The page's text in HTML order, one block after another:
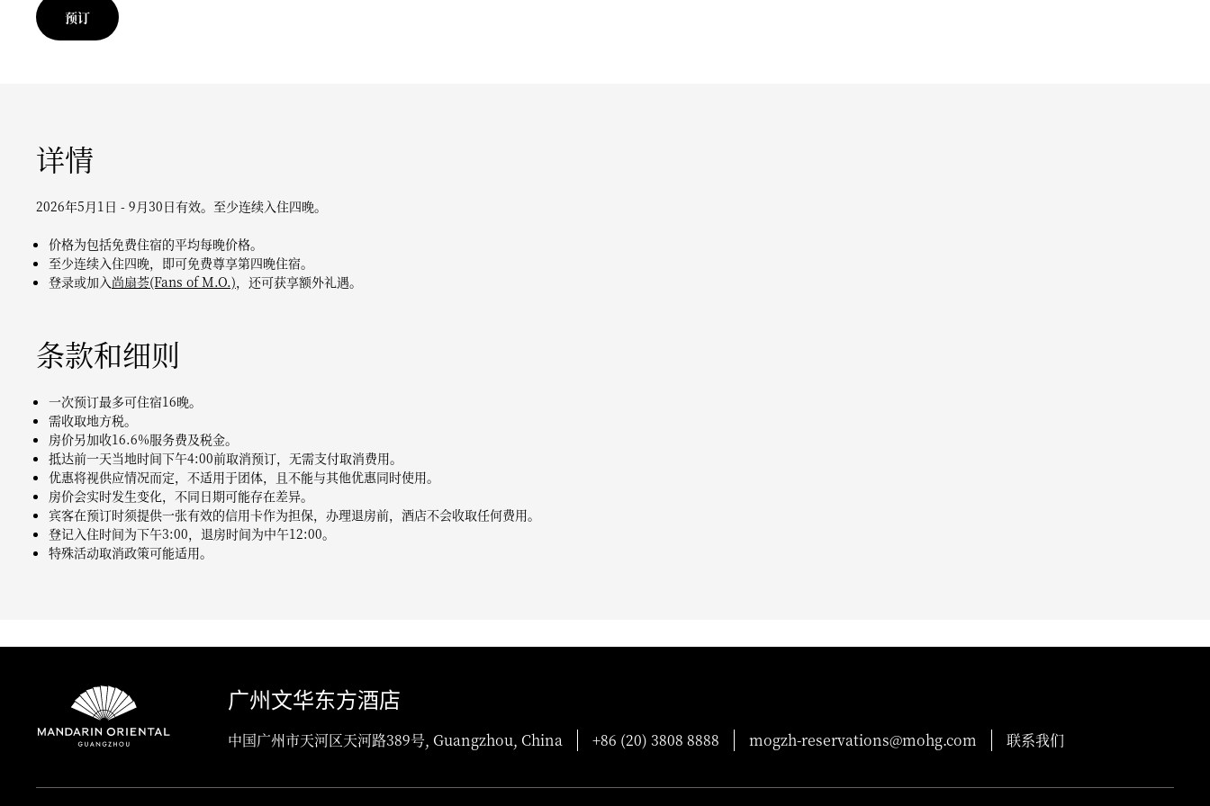
预订
详情
2026年5月1日 - 9月30日有效。至少连续入住四晚。
价格为包括免费住宿的平均每晚价格。
至少连续入住四晚，即可免费尊享第四晚住宿。
登录或加入尚扇荟(Fans of M.O.)，还可获享额外礼遇。
条款和细则
一次预订最多可住宿16晚。
需收取地方税。
房价另加收16.6%服务费及税金。
抵达前一天当地时间下午4:00前取消预订，无需支付取消费用。
优惠将视供应情况而定，不适用于团体，且不能与其他优惠同时使用。
房价会实时发生变化，不同日期可能存在差异。
宾客在预订时须提供一张有效的信用卡作为担保，办理退房前，酒店不会收取任何费用。
登记入住时间为下午3:00，退房时间为中午12:00。
特殊活动取消政策可能适用。
广州文华东方酒店
中国广州市天河区天河路389号, Guangzhou, China +86 (20) 3808 8888 mogzh-reservations@mohg.com 联系我们